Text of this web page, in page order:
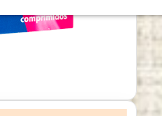
funcionalidades